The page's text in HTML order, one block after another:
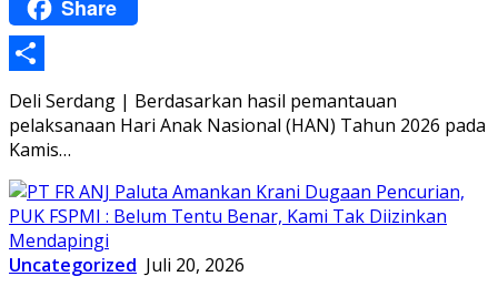
WhatsApp
Share
Share
Deli Serdang | Berdasarkan hasil pemantauan
pelaksanaan Hari Anak Nasional (HAN) Tahun 2026 pada
Kamis…
Uncategorized Juli 20, 2026